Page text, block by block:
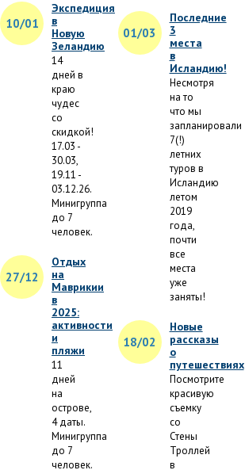
10/01
Экспедиция
в
Новую
Зеландию
14
дней в
краю
чудес
со
скидкой!
17.03 -
30.03,
19.11 -
03.12.26.
Минигруппа
до 7
человек.
27/12
Отдых
на
Маврикии
в
2025:
активности
и
пляжи
11
дней
на
острове,
4 даты.
Минигруппа
до 7
человек.
01/03
Последние
3
места
в
Исландию!
Несмотря
на то
что мы
запланировали
7(!)
летних
туров в
Исландию
летом
2019
года,
почти
все
места
уже
заняты!
18/02
Новые
рассказы
о
путешествиях
Посмотрите
красивую
съемку
со
Стены
Троллей
в